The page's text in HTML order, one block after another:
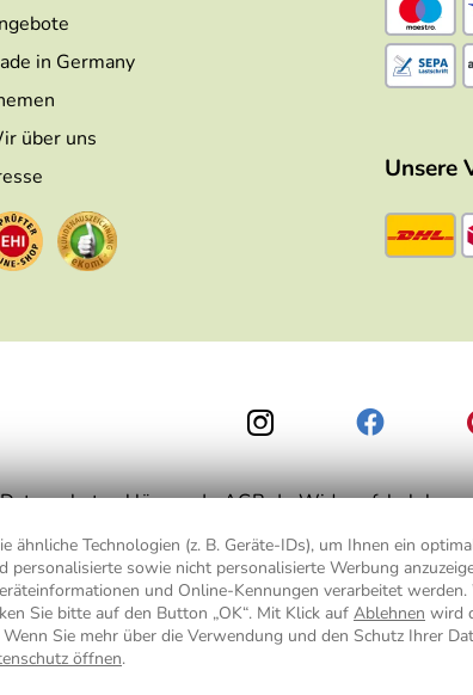
ähnliche Technologien (z. B. Geräte-IDs), um Ihnen ein
personalisierte sowie nicht personalisierte Werbung
und Online-Kennungen verarbeitet
Sie bitte auf den Button „OK“. Mit Klick auf Ablehnen wird
Sie mehr über die Verwendung und den Schutz Ihrer
öffnen.
in Germany
über uns
Unsere
Datenschutzerklärung AGB
inkl. MwSt., bis 49,90 € Bestellwert zzgl.Versandkosten, ab